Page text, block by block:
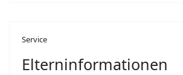
Service
Elterninformationen